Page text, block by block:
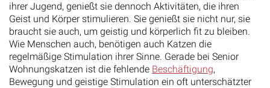
ihrer Jugend, genießt sie dennoch Aktivitäten, die ihren
Geist und Körper stimulieren. Sie genießt sie nicht nur, sie
braucht sie auch, um geistig und körperlich fit zu bleiben.
Wie Menschen auch, benötigen auch Katzen die
regelmäßige Stimulation ihrer Sinne. Gerade bei Senior
Wohnungskatzen ist die fehlende Beschäftigung,
Bewegung und geistige Stimulation ein oft unterschätzter